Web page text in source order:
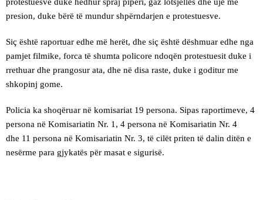
presion, duke bërë të mundur shpërndarjen e protestuesve.
Siç është raportuar edhe më herët, dhe siç është dëshmuar edhe nga
pamjet filmike, forca të shumta policore ndoqën protestuesit duke i
rrethuar dhe prangosur ata, dhe në disa raste, duke i goditur me
shkopinj gome.
Policia ka shoqëruar në komisariat 19 persona. Sipas raportimeve, 4
persona në Komisariatin Nr. 1, 4 persona në Komisariatin Nr. 4
dhe 11 persona në Komisariatin Nr. 3, të cilët priten të dalin ditën e
nesërme para gjykatës për masat e sigurisë.